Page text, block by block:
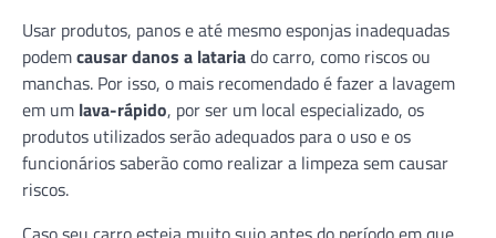
Usar produtos, panos e até mesmo esponjas inadequadas
podemcausar danos a latariado carro, como riscos ou
manchas. Por isso, o mais recomendado é fazer a lavagem
em um lava-rápido, por ser um local especializado, os
produtos utilizados serão adequados para o uso e os
funcionários saberão como realizar a limpeza sem causar
riscos.